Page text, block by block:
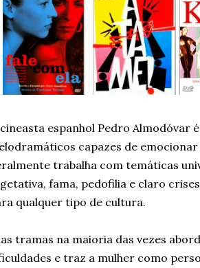
espanhol Pedro Almodóvar
capazes de
trabalha com temáticas
fama, pedofilia e claro
qualquer tipo de cultura.
tramas na maioria das vezes
e traz a mulher como